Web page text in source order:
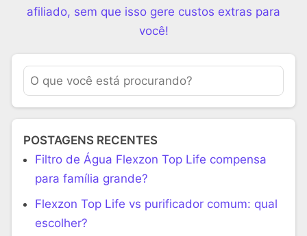
afiliado, sem que isso gere custos extras para
você!
POSTAGENS RECENTES
Filtro de Água Flexzon Top Life compensa
para família grande?
Flexzon Top Life vs purificador comum: qual
escolher?